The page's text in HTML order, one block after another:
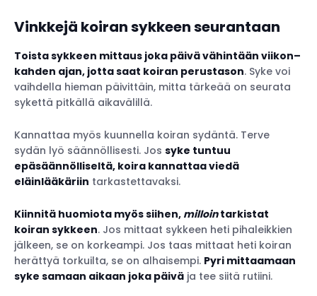
Vinkkejä koiran sykkeen seurantaan
Toista sykkeen mittaus joka päivä vähintään viikon–
kahden ajan, jotta saat koiran perustason. Syke voi
vaihdella hieman päivittäin, mitta tärkeää on seurata
sykettä pitkällä aikavälillä.
Kannattaa myös kuunnella koiran sydäntä. Terve
sydän lyö säännöllisesti. Jos syke tuntuu
epäsäännölliseltä, koira kannattaa viedä
eläinlääkäriin tarkastettavaksi.
Kiinnitä huomiota myös siihen, millointarkistat
koiran sykkeen. Jos mittaat sykkeen heti pihaleikkien
jälkeen, se on korkeampi. Jos taas mittaat heti koiran
herättyä torkuilta, se on alhaisempi. Pyri mittaamaan
syke samaan aikaan joka päivä ja tee siitä rutiini.